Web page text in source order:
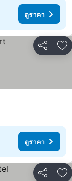
ดูราคา
แชร์ เ
ดูราคา
แชร์ เ